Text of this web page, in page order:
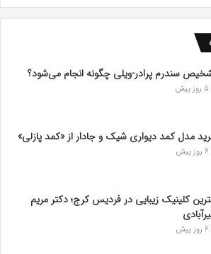
سندرم پرادر-ویلی چگونه انجام می‌شود؟
5 روز پیش
مدل کمد دیواری شیک و جادار از «کمد پازلی»
6 روز پیش
کلینیک زیبایی در فردیس کرج؛ دکتر مریم
6 روز پیش